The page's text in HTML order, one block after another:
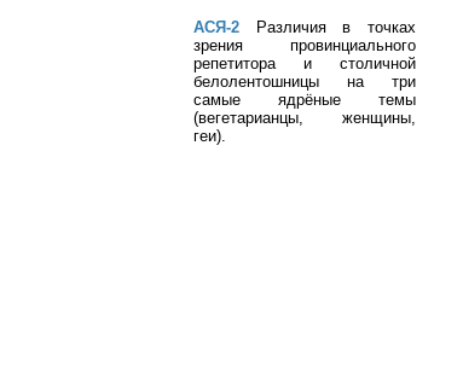
АСЯ-2 Различия в точках
зрения провинциального
репетитора и столичной
белолентошницы на три
самые ядрёные темы
(вегетарианцы, женщины,
геи).